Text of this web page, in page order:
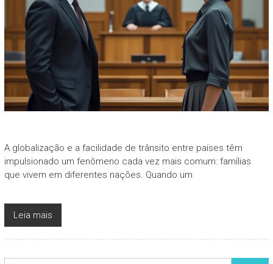
A globalização e a facilidade de trânsito entre países têm
impulsionado um fenômeno cada vez mais comum: famílias
que vivem em diferentes nações. Quando um
Leia mais